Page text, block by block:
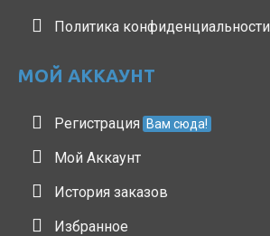
Политика конфиденциальности
МОЙ АККАУНТ
Регистрация Вам сюда!
Мой Аккаунт
История заказов
Избранное